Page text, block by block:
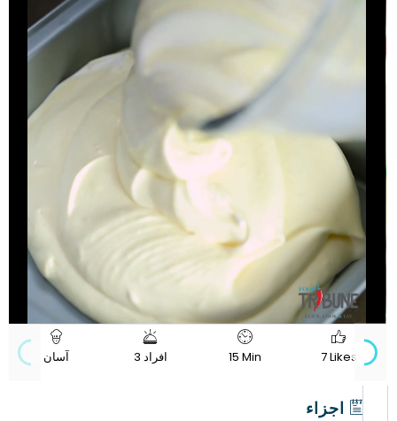
Unmute Loaded:
0%
Progress
0% Quality
720p
آسان 3 افراد 15 Min 7 Likes
اجزاء